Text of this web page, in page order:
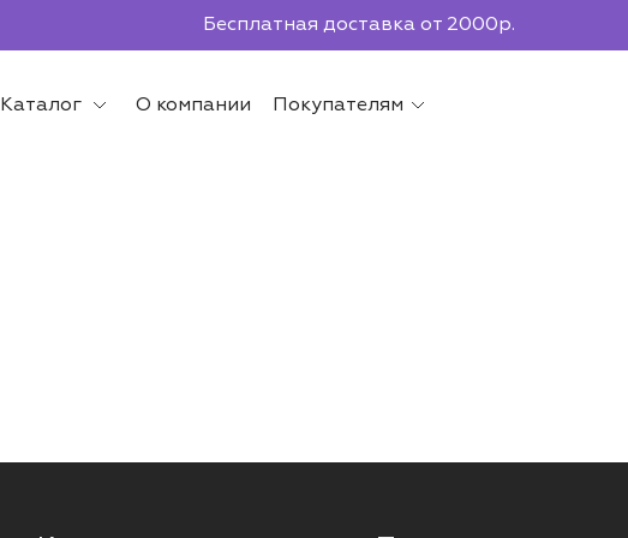
Бесплатная доставка от 2000р.
Каталог О компании Покупателям